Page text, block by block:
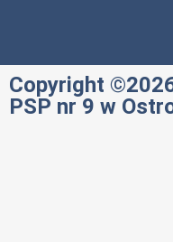
Copyright
PSP nr 9 w